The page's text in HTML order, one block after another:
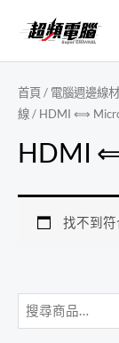
主
首頁/ 電腦週邊線
線/ HDMI ⟺
HDMI
找不到